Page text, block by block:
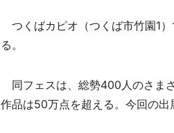
つくばカピオ（つくば市竹園1
る。
同フェスは、総勢400人のさま
作品は50万点を超える。今回の出